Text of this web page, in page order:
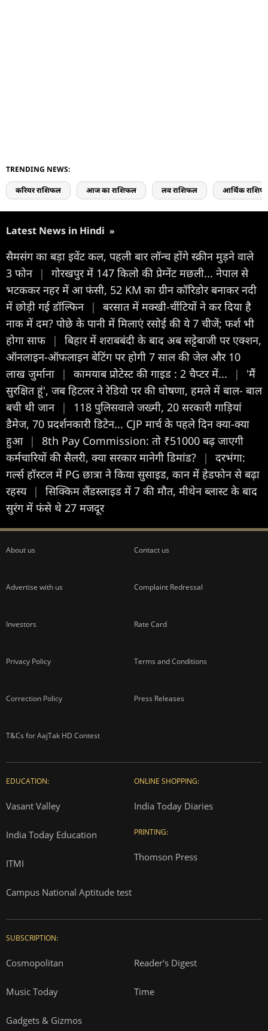
TRENDING NEWS:
करियर राशिफल आज का राशिफल लव राशिफल आर्थिक
Latest News in Hindi »
सैमसंग का बड़ा इवेंट कल, पहली बार लॉन्च होंगे स्क्रीन मुड़ने वाले
3 फोन |
गोरखपुर में 147 किलो की प्रेग्नेंट मछली... नेपाल से
भटककर नहर में आ फंसी, 52 KM का ग्रीन कॉरिडोर बनाकर नदी
में छोड़ी गई डॉल्फिन |
बरसात में मक्खी-चींटियों ने कर दिया है
नाक में दम? पोछे के पानी में मिलाएं रसोई की ये 7 चीजें; फर्श भी
होगा साफ |
बिहार में शराबबंदी के बाद अब सट्टेबाजी पर एक्शन,
ऑनलाइन-ऑफलाइन बेटिंग पर होगी 7 साल की जेल और 10
लाख जुर्माना
| कामयाब प्रोटेस्ट की गाइड : 2 चैप्टर में... |
'मैं
सुरक्षित हूं', जब हिटलर ने रेडियो पर की घोषणा, हमले में बाल- बाल
बची थी जान |
118 पुलिसवाले जख्मी, 20 सरकारी गाड़ियां
डैमेज, 70 प्रदर्शनकारी डिटेन... CJP मार्च के पहले दिन क्या-क्या
हुआ |
8th Pay Commission: तो ₹51000 बढ़ जाएगी
कर्मचारियों की सैलरी, क्या सरकार मानेगी डिमांड?
|
दरभंगा:
गर्ल्स हॉस्टल में PG छात्रा ने किया सुसाइड, कान में हेडफोन से बढ़ा
रहस्य |
सिक्किम लैंडस्लाइड में 7 की मौत, मीथेन ब्लास्ट के बाद
सुरंग में फंसे थे 27 मजदूर
About us Contact us
Advertise with us Complaint Redressal
Investors Rate Card
Privacy Policy Terms and Conditions
Correction Policy Press Releases
T&Cs for AajTak HD Contest
EDUCATION:
Vasant Valley
India Today Education
ITMI
Campus National Aptitude test
ONLINE SHOPPING:
India Today Diaries
PRINTING:
Thomson Press
SUBSCRIPTION:
Cosmopolitan Reader's Digest
Music Today Time
Gadgets & Gizmos